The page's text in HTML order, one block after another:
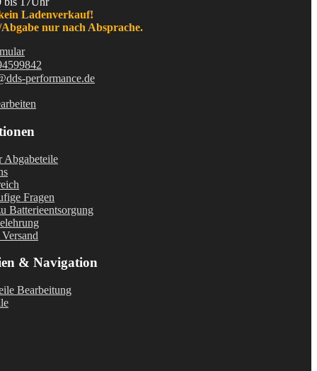
Ladenverkauf!
nur nach Absprache.
performance.de
Abgabeteile
Fragen
Batterieentsorgung
& Navigation
Bearbeitung